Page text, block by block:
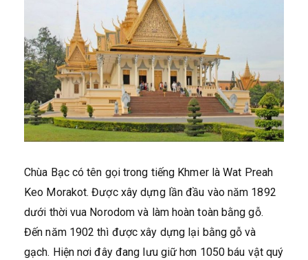
Chùa Bạc có tên gọi trong tiếng Khmer là Wat Preah
Keo Morakot. Được xây dựng lần đầu vào năm 1892
dưới thời vua Norodom và làm hoàn toàn bằng gỗ.
Đến năm 1902 thì được xây dựng lại bằng gỗ và
gạch. Hiện nơi đây đang lưu giữ hơn 1050 báu vật quý